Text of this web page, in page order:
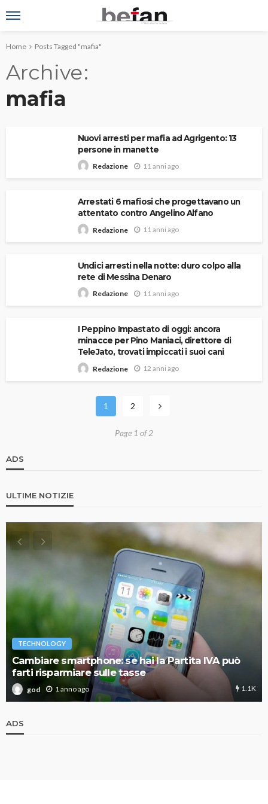
Home Posts Tagged "mafia"
Archive
mafia
Nuovi arresti per mafia ad Agrigento: 13
persone in manette
Redazione 11 anni ago
Arrestati 6 mafiosi che progettavano un
attentato contro Angelino Alfano
Redazione 11 anni ago
Undici arresti nella notte: duro colpo alla
rete di Messina Denaro
Redazione 11 anni ago
I Peppino Impastato di oggi: ancora
minacce per Pino Maniaci, direttore di
TeleJato, trovati impiccati i suoi cani
Redazione 12 anni ago
1 2
Page 1 of 2
ADS
ULTIME NOTIZIE
TECHNOLOGY
Cambiare smartphone: se hai la Partita IVA può
farti risparmiare sulle tasse
god 1 anno ago 1.1K
ADS